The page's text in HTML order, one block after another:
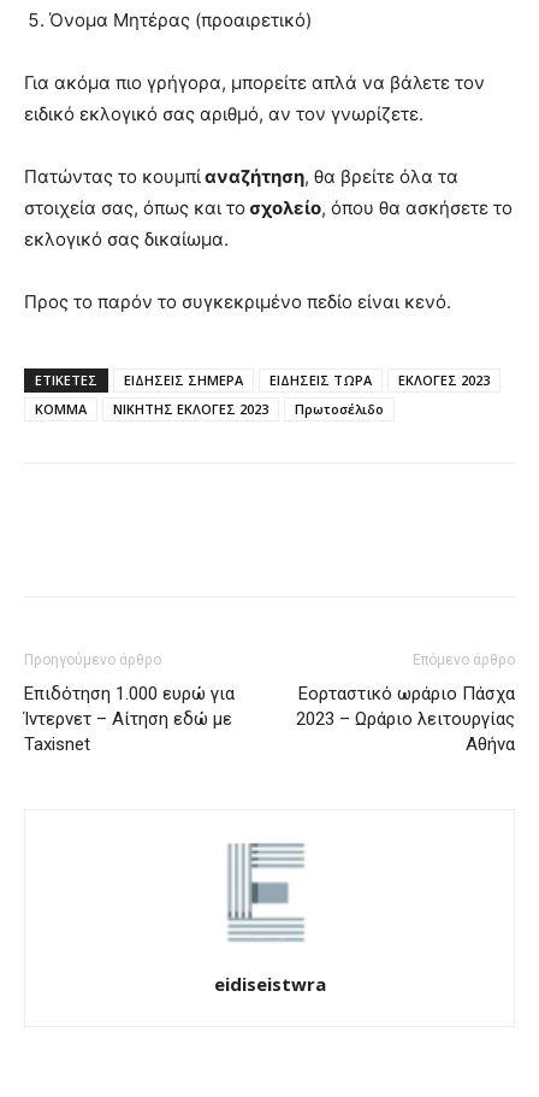
Όνομα Μητέρας (προαιρετικό)
Για ακόμα πιο γρήγορα, μπορείτε απλά να βάλετε τον
ειδικό εκλογικό σας αριθμό, αν τον γνωρίζετε.
Πατώντας το κουμπίαναζήτηση, θα βρείτε όλα τα
στοιχεία σας, όπως και το σχολείο, όπου θα ασκήσετε το
εκλογικό σας δικαίωμα.
Προς το παρόν το συγκεκριμένο πεδίο είναι κενό.
ΕΤΙΚΈΤΕΣ ΕΙΔΗΣΕΙΣ ΣΗΜΕΡΑ ΕΙΔΗΣΕΙΣ ΤΩΡΑ
ΕΚΛΟΓΕΣ 2023
ΚΟΜΜΑ
ΝΙΚΗΤΗΣ ΕΚΛΟΓΕΣ 2023 Πρωτοσέλιδο
Προηγούμενο άρθρο
Επιδότηση 1.000 ευρώ για
Ίντερνετ – Αίτηση εδώ με
Taxisnet
Επόμενο άρθρο
Eορταστικό ωράριο Πάσχα
2023 – Ωράριο λειτουργίας
Αθήνα
eidiseistwra